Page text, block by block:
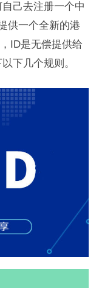
己去注册一个中
供一个全新的港
ID是无偿提供给
下几个规则。